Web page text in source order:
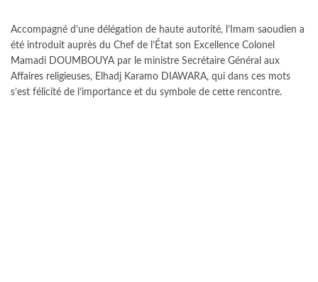
Accompagné d’une délégation de haute autorité, l’Imam saoudien a
été introduit auprès du Chef de l’État son Excellence Colonel
Mamadi DOUMBOUYA par le ministre Secrétaire Général aux
Affaires religieuses, Elhadj Karamo DIAWARA, qui dans ces mots
s’est félicité de l’importance et du symbole de cette rencontre.